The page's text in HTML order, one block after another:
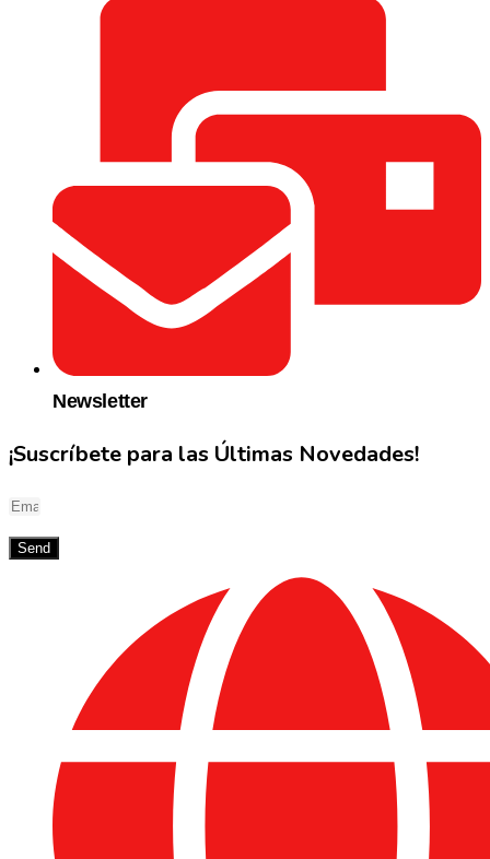
Newsletter
¡Suscríbete para las Últimas Novedades!
Send